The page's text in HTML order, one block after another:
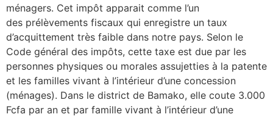
ménagers. Cet impôt apparait comme l’un
des prélèvements fiscaux qui enregistre un taux
d’acquittement très faible dans notre pays. Selon le
Code général des impôts, cette taxe est due par les
personnes physiques ou morales assujetties à la patente
et les familles vivant à l’intérieur d’une concession
(ménages). Dans le district de Bamako, elle coute 3.000
Fcfa par an et par famille vivant à l’intérieur d’une